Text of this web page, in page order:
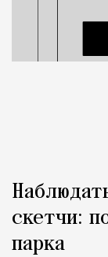
скетчи:
парка